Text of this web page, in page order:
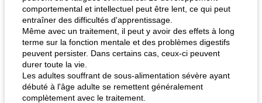
fiesta tostadas le méga's jopp joes
comportemental et intellectuel peut être lent, ce qui peut
entraîner des difficultés d'apprentissage.
Même avec un traitement, il peut y avoir des effets à long
terme sur la fonction mentale et des problèmes digestifs
peuvent persister. Dans certains cas, ceux-ci peuvent
durer toute la vie.
Les adultes souffrant de sous-alimentation sévère ayant
débuté à l'âge adulte se remettent généralement
complètement avec le traitement.